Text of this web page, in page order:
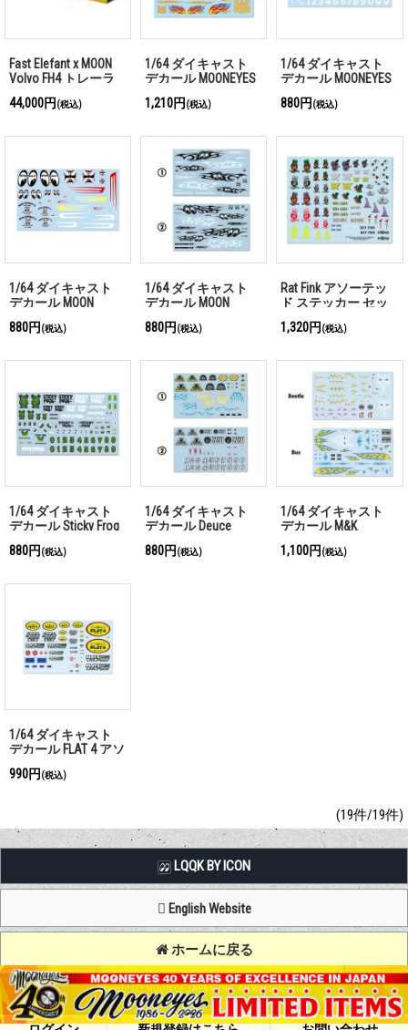
Fast Elefant x MOON
Volvo FH4 トレーラ
44,000円 (税込)
1/64 ダイキャスト
デカール MOONEYES
アソート(水貼り)
1,210円 (税込)
1/64 ダイキャスト
デカール MOONEYES
2 アソート(水貼り)
880円 (税込)
1/64 ダイキャスト
デカール MOON
貼り)
880円(税込)
1/64 ダイキャスト
デカール MOON
り)
880円(税込)
Rat Fink アソーテッ
ド ステッカー セッ
1,320円(税込)
1/64 ダイキャスト
デカール Sticky Frog
880円 (税込)
1/64 ダイキャスト
デカール Deuce
貼り)
880円 (税込)
1/64 ダイキャスト
デカール M&K
ート(水貼り)
1,100円 (税込)
1/64 ダイキャスト
デカール FLAT 4 アソ
990円 (税込)
(19件/19件)
LQQK BY ICON
English Website
ホームに戻る
Copyright (C) MOON OF JAPAN, INC. All Rights Reserved.